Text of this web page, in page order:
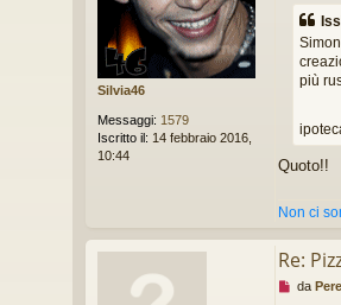
Silvia46
Messaggi: 1579
Iscritto il: 14 febbraio 2016,
10:44
s
l
e
r
più
Quoto!!
Non ci
Re:
M
da